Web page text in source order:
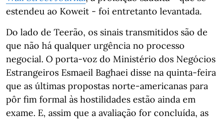
estendeu ao Koweit - foi entretanto levantada.
Do lado de Teerão, os sinais transmitidos são de
que não há qualquer urgência no processo
negocial. O porta-voz do Ministério dos Negócios
Estrangeiros Esmaeil Baghaei disse na quinta-feira
que as últimas propostas norte-americanas para
pôr fim formal às hostilidades estão ainda em
exame. E, assim que a avaliação for concluída, as